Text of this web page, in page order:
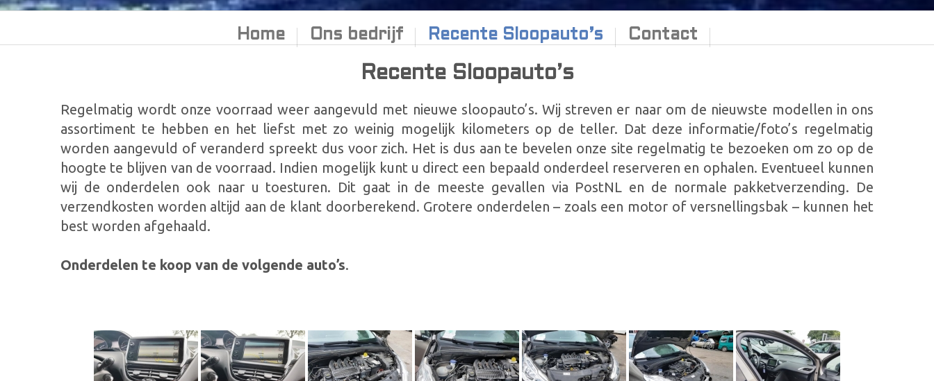
Home Ons bedrijf Recente Sloopauto’s Contact
Recente Sloopauto’s
Regelmatig wordt onze voorraad weer aangevuld met nieuwe sloopauto’s. Wij streven er naar om de nieuwste modellen in ons
assortiment te hebben en het liefst met zo weinig mogelijk kilometers op de teller. Dat deze informatie/foto’s regelmatig
worden aangevuld of veranderd spreekt dus voor zich. Het is dus aan te bevelen onze site regelmatig te bezoeken om zo op de
hoogte te blijven van de voorraad. Indien mogelijk kunt u direct een bepaald onderdeel reserveren en ophalen. Eventueel kunnen
wij de onderdelen ook naar u toesturen. Dit gaat in de meeste gevallen via PostNL en de normale pakketverzending. De
verzendkosten worden altijd aan de klant doorberekend. Grotere onderdelen – zoals een motor of versnellingsbak – kunnen het
best worden afgehaald.
Onderdelen te koop van de volgende auto’s.